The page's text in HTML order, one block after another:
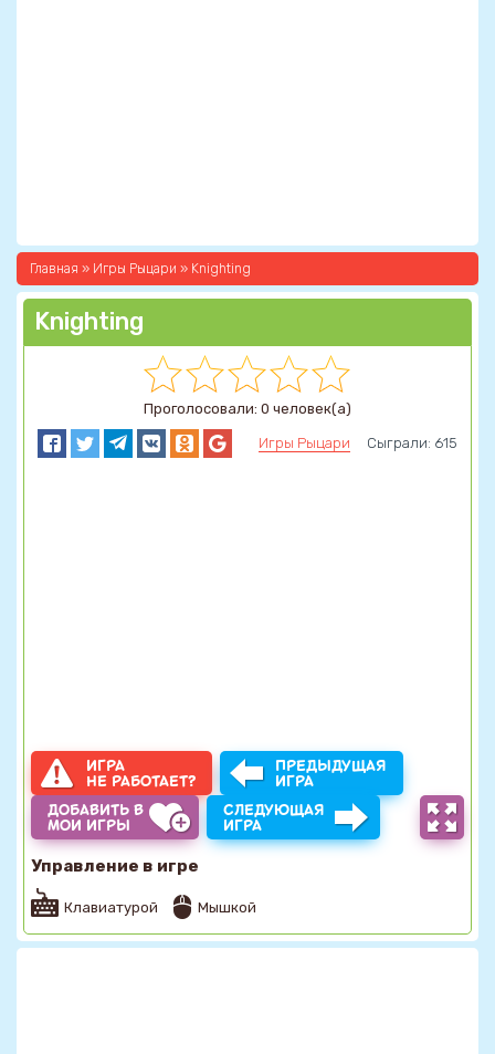
Главная » Игры Рыцари » Knighting
Knighting
Проголосовали: 0 человек(а)
Игры Рыцари Сыграли: 615
ИГРА
НЕ РАБОТАЕТ?
ПРЕДЫДУЩАЯ
ИГРА
ДОБАВИТЬ В
МОИ ИГРЫ
СЛЕДУЮЩАЯ
ИГРА
Управление в игре
Клавиатурой Мышкой